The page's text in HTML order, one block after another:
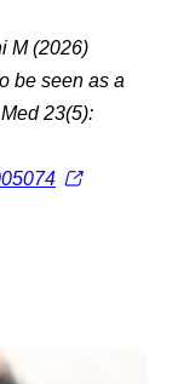
M (2026)
be seen as a
23(5):